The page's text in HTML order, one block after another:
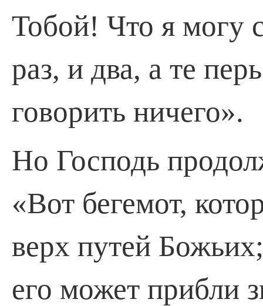
Тобой! Что я могу
раз, и два, а те­
говорить ничего».
Но Господь
«Вот бегемот,
верх путей
его может прибли­